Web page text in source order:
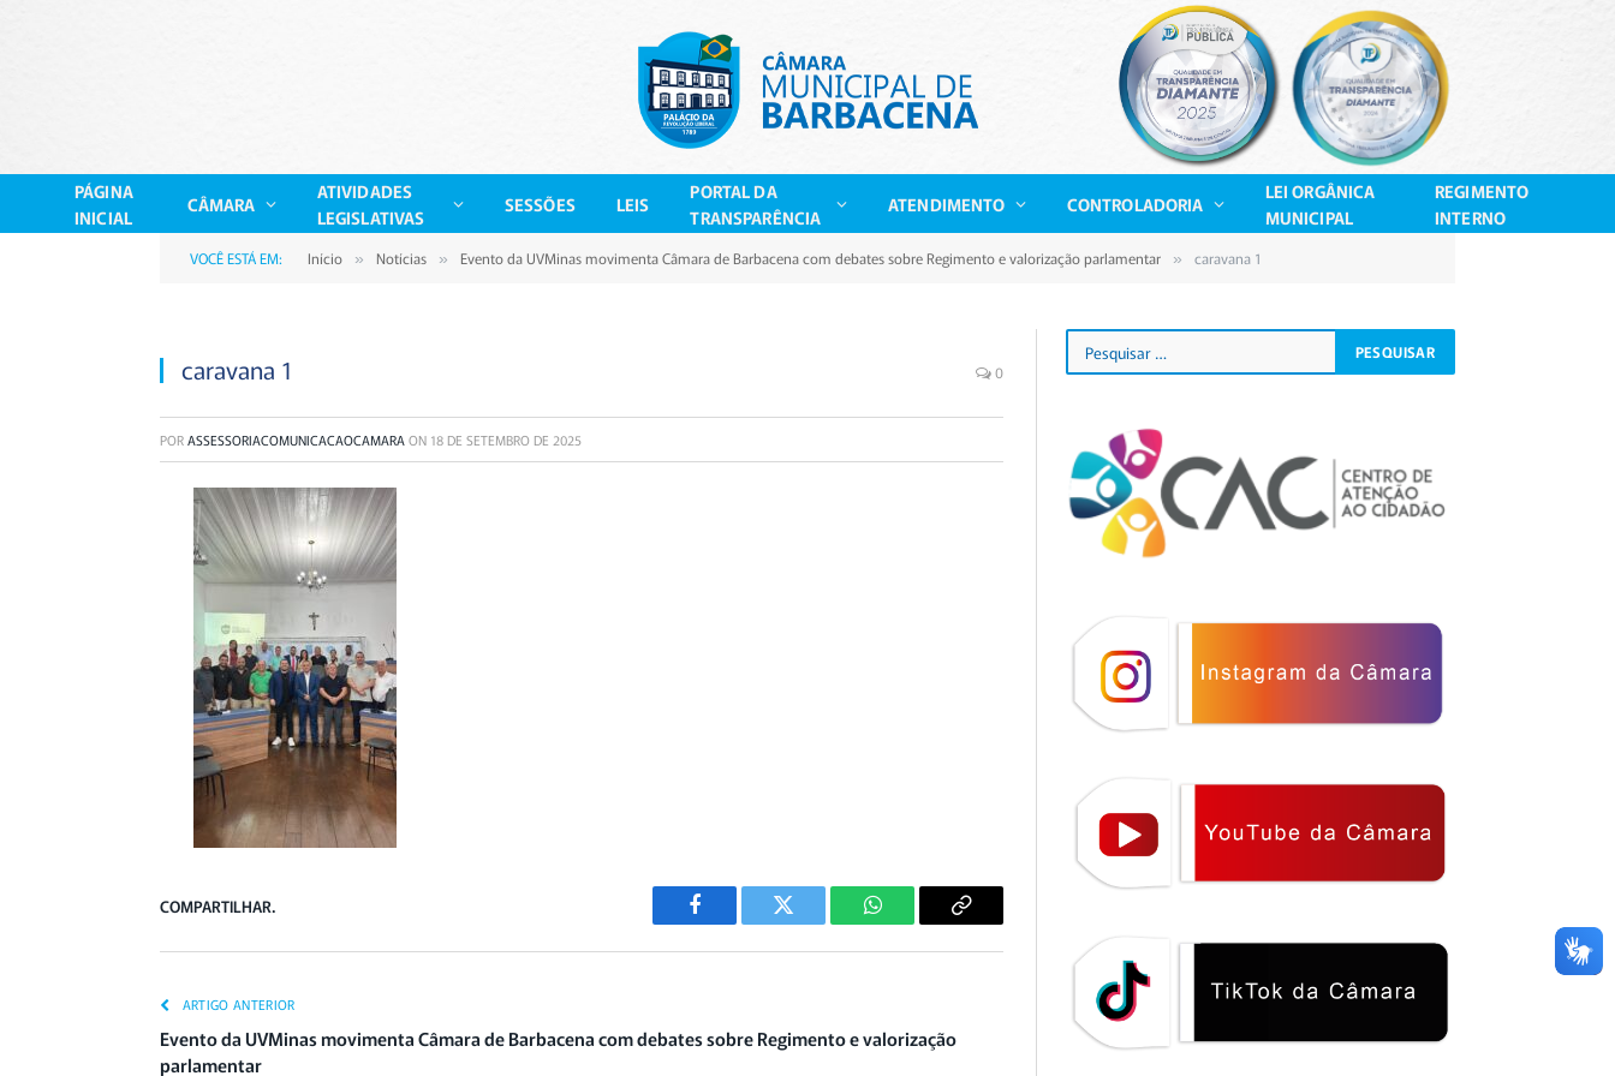
PÁGINA
INICIAL
CÂMARA
ATIVIDADES
LEGISLATIVAS
SESSÕES LEIS
PORTAL DA
TRANSPARÊNCIA
ATENDIMENTO CONTROLADORIA
LEI ORGÂNICA
MUNICIPAL
REGIMENTO
INTERNO
VOCÊ ESTÁ EM: Início » Notícias » Evento da UVMinas movimenta Câmara de Barbacena com debates sobre Regimento e valorização parlamentar » caravana 1
caravana 1 0
PORASSESSORIACOMUNICACAOCAMARAON 18 DE SETEMBRO DE 2025
COMPARTILHAR.
Facebook Twitter WhatsAppCopiar
ARTIGO ANTERIOR
Evento da UVMinas movimenta Câmara de Barbacena com debates sobre Regimento e valorização
parlamentar